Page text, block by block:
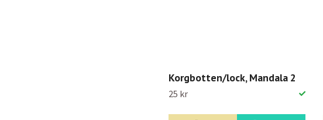
Korgbotten/lock, Mandala 2
25 kr